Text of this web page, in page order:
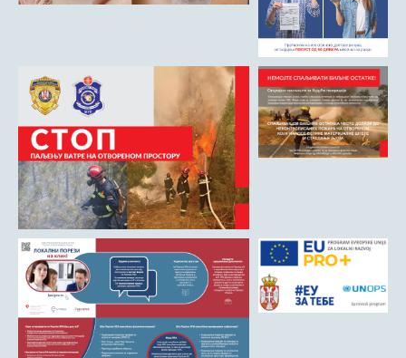
Црква брвнара у Доњој Оровици
Врхпоље - Етно село
Бобија
КОНТАКТ
Општина Љубовија
Установе од јавног значаја
АКТИ
Матична служба
Урбанизам и грађевинарство